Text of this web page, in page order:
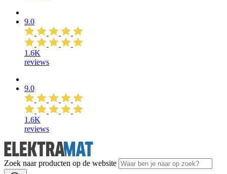
9.0
1.6K
reviews
9.0
1.6K
reviews
Zoek naar producten op de website